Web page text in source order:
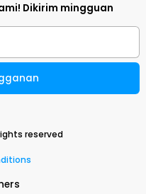
Dikirim mingguan
reserved